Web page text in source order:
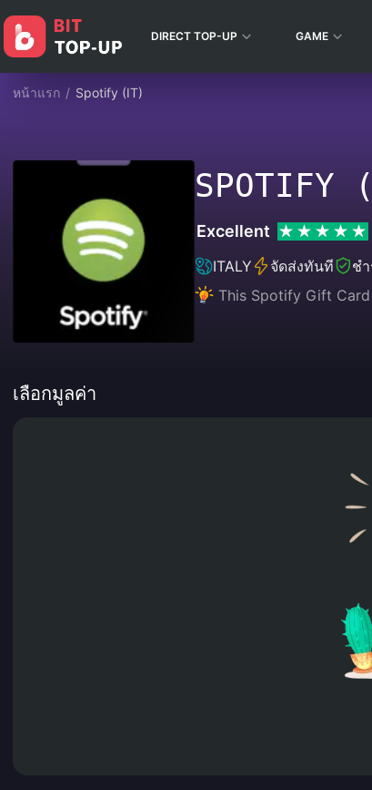
DIRECT TOP-UP GAME
หน้าแรก / Spotify (IT)
SPOTIFY
Excellent
ITALY
จัดส่งทันที
ช
This Spotify Gift
เลือกมูลค่า